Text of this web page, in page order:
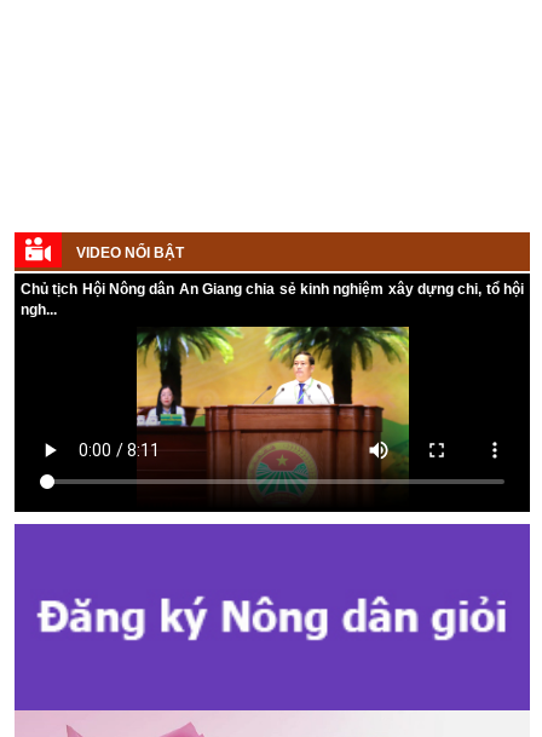
VIDEO NỔI BẬT
Chủ tịch Hội Nông dân An Giang chia sẻ kinh nghiệm xây dựng chi, tổ hội
ngh...